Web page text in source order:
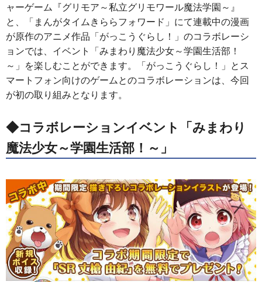
ャーゲーム『グリモア～私立グリモワール魔法学園～』
と、「まんがタイムきららフォワード」にて連載中の漫画
が原作のアニメ作品「がっこうぐらし！」のコラボレーシ
ョンでは、イベント「みまわり魔法少女～学園生活部！
～」を楽しむことができます。「がっこうぐらし！」とス
マートフォン向けのゲームとのコラボレーションは、今回
が初の取り組みとなります。
◆コラボレーションイベント「みまわり
魔法少女～学園生活部！～」